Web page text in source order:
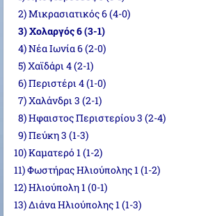
2) Μικρασιατικός 6 (4-0)
3) Χολαργός 6 (3-1)
4) Νέα Ιωνία 6 (2-0)
5) Χαϊδάρι 4 (2-1)
6) Περιστέρι 4 (1-0)
7) Χαλάνδρι 3 (2-1)
8) Ηφαιστος Περιστερίου 3 (2-4)
9) Πεύκη 3 (1-3)
10) Καματερό 1 (1-2)
11) Φωστήρας Ηλιούπολης 1 (1-2)
12) Ηλιούπολη 1 (0-1)
13) Διάνα Ηλιούπολης 1 (1-3)